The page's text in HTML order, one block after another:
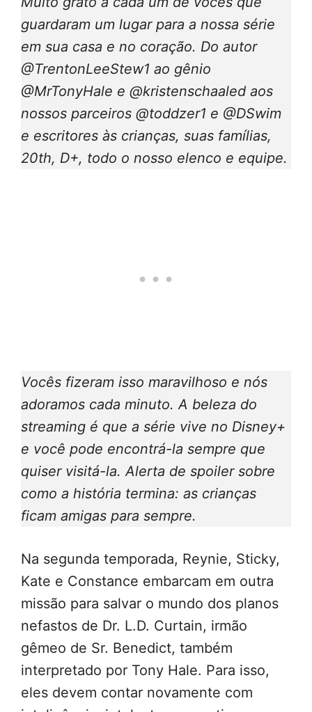
guardaram um lugar para a nossa série
em sua casa e no coração. Do autor
@TrentonLeeStew1 ao gênio
@MrTonyHale e @kristenschaaled aos
nossos parceiros @toddzer1 e @DSwim
e escritores às crianças, suas famílias,
20th, D+, todo o nosso elenco e equipe.
Vocês fizeram isso maravilhoso e nós
adoramos cada minuto. A beleza do
streaming é que a série vive no Disney+
e você pode encontrá-la sempre que
quiser visitá-la. Alerta de spoiler sobre
como a história termina: as crianças
ficam amigas para sempre.
Na segunda temporada, Reynie, Sticky,
Kate e Constance embarcam em outra
missão para salvar o mundo dos planos
nefastos de Dr. L.D. Curtain, irmão
gêmeo de Sr. Benedict, também
interpretado por Tony Hale. Para isso,
eles devem contar novamente com